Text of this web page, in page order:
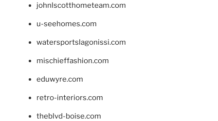
johnlscotthometeam.com
u-seehomes.com
watersportslagonissi.com
mischieffashion.com
eduwyre.com
retro-interiors.com
theblvd-boise.com